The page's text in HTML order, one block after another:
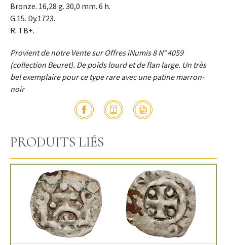
Bronze. 16,28 g. 30,0 mm. 6 h.
G.15. Dy.1723.
R. TB+.
Provient de notre Vente sur Offres iNumis 8 N° 4059
(collection Beuret). De poids lourd et de flan large. Un très
bel exemplaire pour ce type rare avec une patine marron-
noir
PRODUITS LIÉS